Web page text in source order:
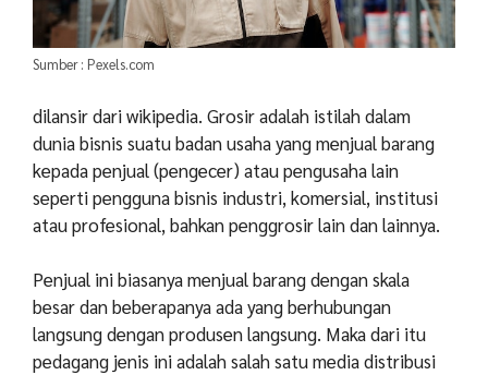
Sumber : Pexels.com
dilansir dari wikipedia. Grosir adalah istilah dalam
dunia bisnis suatu badan usaha yang menjual barang
kepada penjual (pengecer) atau pengusaha lain
seperti pengguna bisnis industri, komersial, institusi
atau profesional, bahkan penggrosir lain dan lainnya.
Penjual ini biasanya menjual barang dengan skala
besar dan beberapanya ada yang berhubungan
langsung dengan produsen langsung. Maka dari itu
pedagang jenis ini adalah salah satu media distribusi